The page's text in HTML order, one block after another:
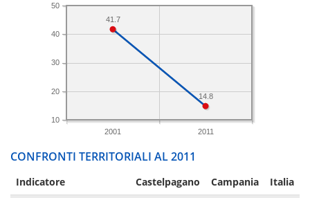
2001 2011
10
20
30
40
50
14.8
41.7
CONFRONTI TERRITORIALI AL 2011
Indicatore Castelpagano Campania Italia